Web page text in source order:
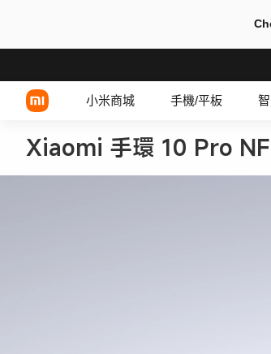
小米商城 手機/平板
Xiaomi 手環 10 Pro